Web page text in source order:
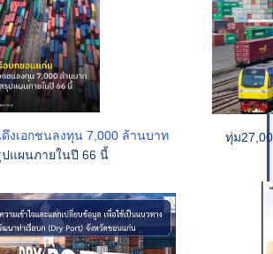
ดึงเอกชนลงทุน 7,000 ล้านบาท
แผนภายในปี 66 นี้
ทุ่ม